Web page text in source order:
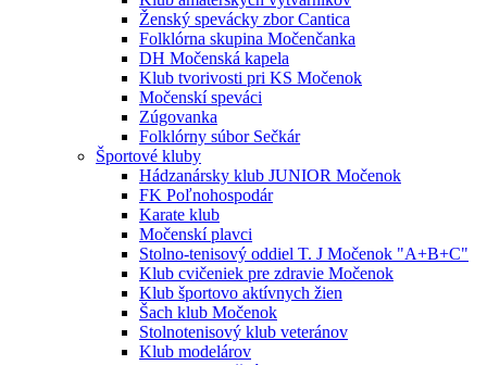
Ženský spevácky zbor Cantica
Folklórna skupina Močenčanka
DH Močenská kapela
Klub tvorivosti pri KS Močenok
Močenskí speváci
Zúgovanka
Folklórny súbor Sečkár
Športové kluby
Hádzanársky klub JUNIOR Močenok
FK Poľnohospodár
Karate klub
Močenskí plavci
Stolno-tenisový oddiel T. J Močenok "A+B+C"
Klub cvičeniek pre zdravie Močenok
Klub športovo aktívnych žien
Šach klub Močenok
Stolnotenisový klub veteránov
Klub modelárov